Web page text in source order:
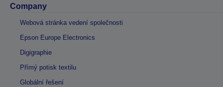
Company
Webová stránka vedení společnosti
Epson Europe Electronics
Digigraphie
Přímý potisk textilu
Globální řešení